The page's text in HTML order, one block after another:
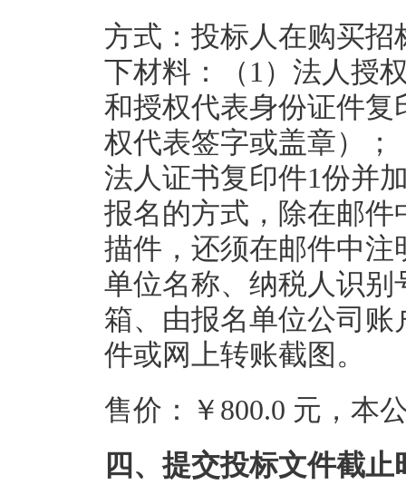
方式：投标人在购买
下材料：（1）法人授
和授权代表身份证件
权代表签字或盖章）
法人证书复印件1份并
报名的方式，除在邮
描件，还须在邮件中
单位名称、纳税人识
箱、由报名单位公司
件或网上转账截图。
售价：￥800.0 元，本
四、提交投标文件截